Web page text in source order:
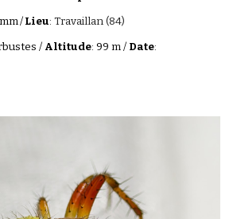
/Lieu:Travaillan (84)
/ Altitude: 99 m / Date: